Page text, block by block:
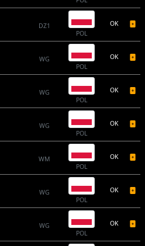
DZ1
POL
OK
WG
POL
OK
WG
POL
OK
WG
POL
OK
WM
POL
OK
WG
POL
OK
WG
POL
OK